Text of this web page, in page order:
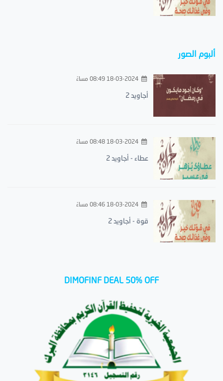
ألبوم الصور
18-03-2024 08:49 مساءً
أجاويد 2
18-03-2024 08:48 مساءً
عطاء - أجاويد 2
18-03-2024 08:46 مساءً
قوة - أجاويد 2
DIMOFINF DEAL 50% OFF